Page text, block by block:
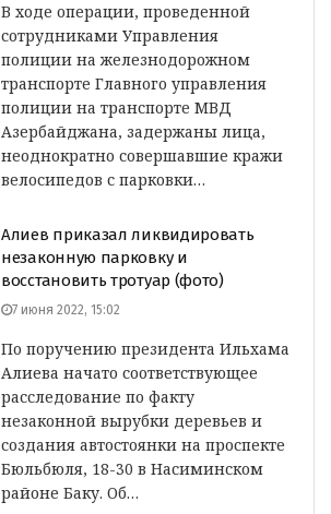
В ходе операции, проведенной
сотрудниками Управления
полиции на железнодорожном
транспорте Главного управления
полиции на транспорте МВД
Азербайджана, задержаны лица,
неоднократно совершавшие кражи
велосипедов с парковки…
Алиев приказал ликвидировать
незаконную парковку и
восстановить тротуар (фото)
7 июня 2022, 15:02
По поручению президента Ильхама
Алиева начато соответствующее
расследование по факту
незаконной вырубки деревьев и
создания автостоянки на проспекте
Бюльбюля, 18-30 в Насиминском
районе Баку. Об…